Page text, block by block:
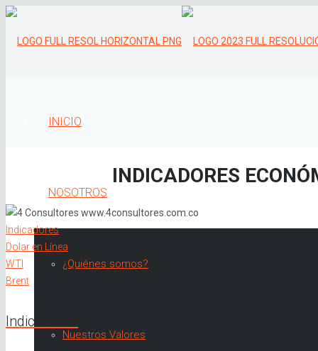
INICIO
NOSOTROS
¿Quiénes somos?
Nuestros Valores
INDICADORES
Indicadores
Dolar en Línea
WTI
Brent
Indicadores